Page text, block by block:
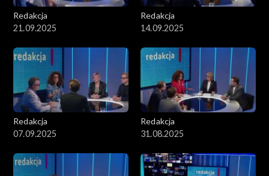
Redakcja
21.09.2025
Redakcja
14.09.2025
Redakcja
07.09.2025
Redakcja
31.08.2025